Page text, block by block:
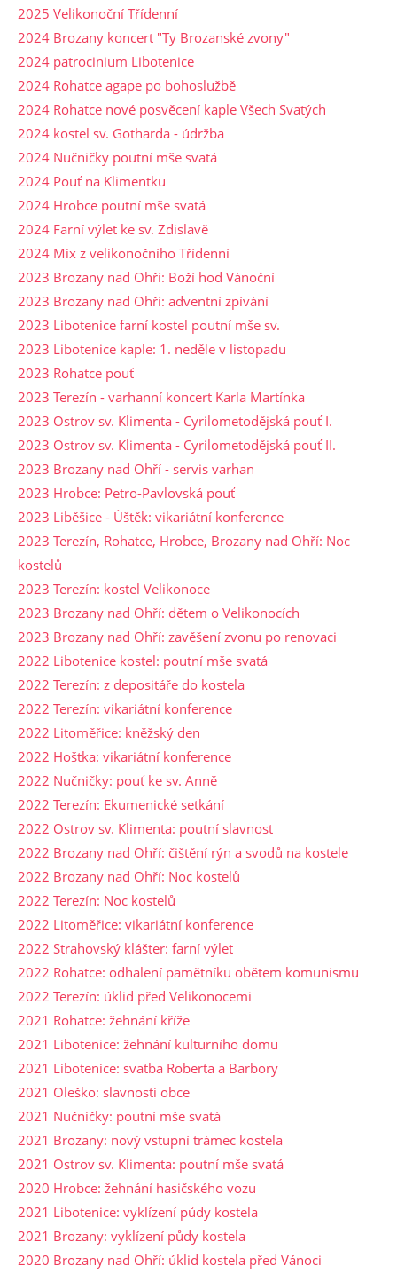
2025 Velikonoční Třídenní
2024 Brozany koncert "Ty Brozanské zvony"
2024 patrocinium Libotenice
2024 Rohatce agape po bohoslužbě
2024 Rohatce nové posvěcení kaple Všech Svatých
2024 kostel sv. Gotharda - údržba
2024 Nučničky poutní mše svatá
2024 Pouť na Klimentku
2024 Hrobce poutní mše svatá
2024 Farní výlet ke sv. Zdislavě
2024 Mix z velikonočního Třídenní
2023 Brozany nad Ohří: Boží hod Vánoční
2023 Brozany nad Ohří: adventní zpívání
2023 Libotenice farní kostel poutní mše sv.
2023 Libotenice kaple: 1. neděle v listopadu
2023 Rohatce pouť
2023 Terezín - varhanní koncert Karla Martínka
2023 Ostrov sv. Klimenta - Cyrilometodějská pouť I.
2023 Ostrov sv. Klimenta - Cyrilometodějská pouť II.
2023 Brozany nad Ohří - servis varhan
2023 Hrobce: Petro-Pavlovská pouť
2023 Liběšice - Úštěk: vikariátní konference
2023 Terezín, Rohatce, Hrobce, Brozany nad Ohří: Noc
kostelů
2023 Terezín: kostel Velikonoce
2023 Brozany nad Ohří: dětem o Velikonocích
2023 Brozany nad Ohří: zavěšení zvonu po renovaci
2022 Libotenice kostel: poutní mše svatá
2022 Terezín: z depositáře do kostela
2022 Terezín: vikariátní konference
2022 Litoměřice: kněžský den
2022 Hoštka: vikariátní konference
2022 Nučničky: pouť ke sv. Anně
2022 Terezín: Ekumenické setkání
2022 Ostrov sv. Klimenta: poutní slavnost
2022 Brozany nad Ohří: čištění rýn a svodů na kostele
2022 Brozany nad Ohří: Noc kostelů
2022 Terezín: Noc kostelů
2022 Litoměřice: vikariátní konference
2022 Strahovský klášter: farní výlet
2022 Rohatce: odhalení pamětníku obětem komunismu
2022 Terezín: úklid před Velikonocemi
2021 Rohatce: žehnání kříže
2021 Libotenice: žehnání kulturního domu
2021 Libotenice: svatba Roberta a Barbory
2021 Oleško: slavnosti obce
2021 Nučničky: poutní mše svatá
2021 Brozany: nový vstupní trámec kostela
2021 Ostrov sv. Klimenta: poutní mše svatá
2020 Hrobce: žehnání hasičského vozu
2021 Libotenice: vyklízení půdy kostela
2021 Brozany: vyklízení půdy kostela
2020 Brozany nad Ohří: úklid kostela před Vánoci